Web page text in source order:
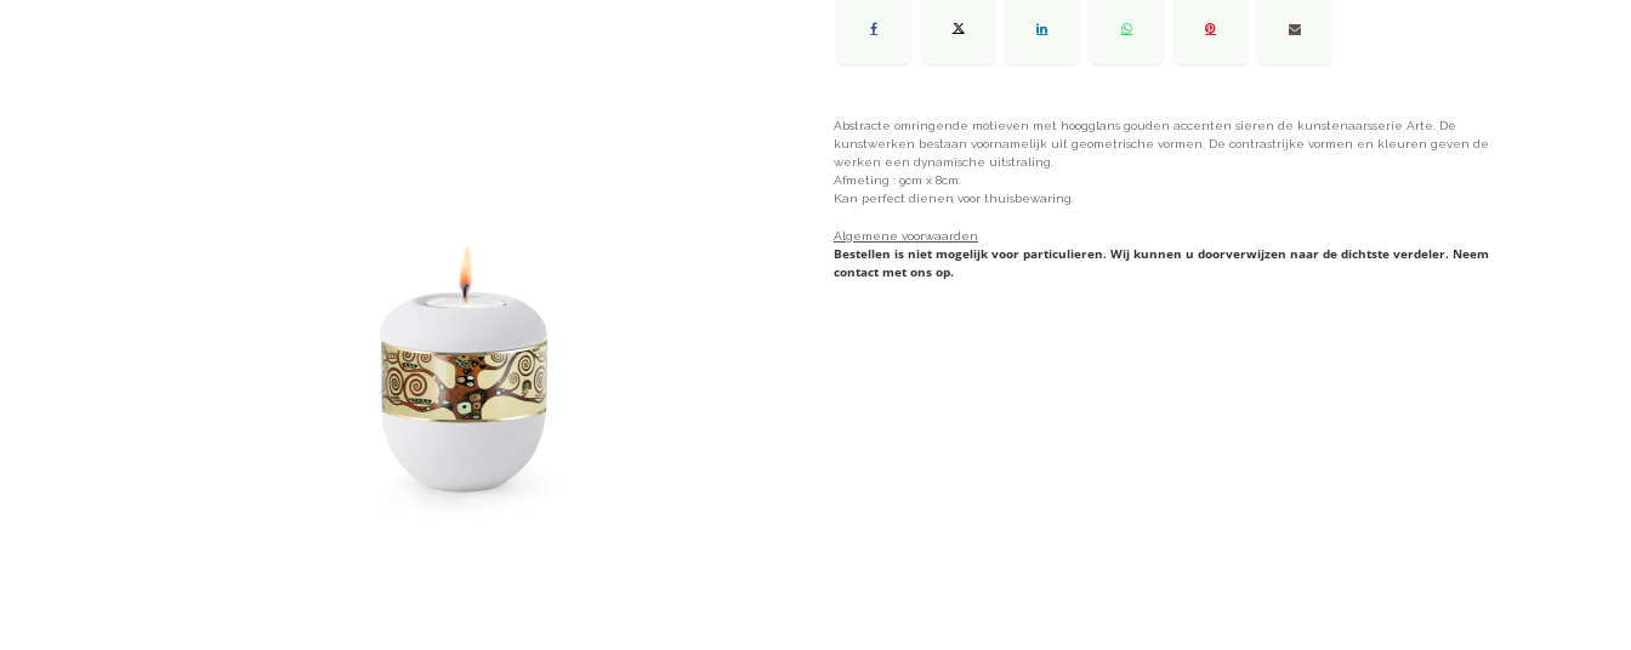
Abstracte omringende motieven met hoogglans gouden accenten sieren de kunstenaarsserie Arte. De
kunstwerken bestaan ​​voornamelijk uit geometrische vormen. De contrastrijke vormen en kleuren geven de
werken een dynamische uitstraling.
Afmeting : 9cm x 8cm.
Kan perfect dienen voor thuisbewaring.
Algemene voorwaarden
Bestellen is niet mogelijk voor particulieren. Wij kunnen u doorverwijzen naar de dichtste verdeler. Neem
contact met ons op.